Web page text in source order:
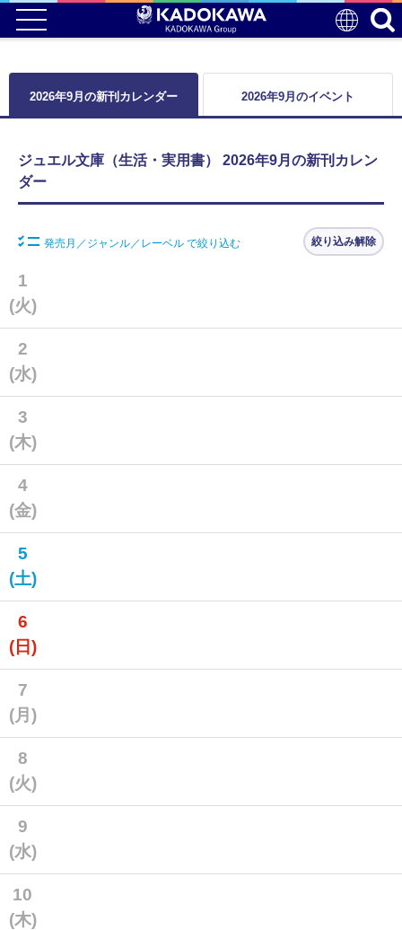
2026年9月の新刊カレンダー 2026年9月のイベント
ジュエル文庫（生活・実用書） 2026年9月の新刊カレン
ダー
発売月／ジャンル／レーベル で絞り込む 絞り込み解除
1
(火)
2
(水)
3
(木)
4
(金)
5
(土)
6
(日)
7
(月)
8
(火)
9
(水)
10
(木)